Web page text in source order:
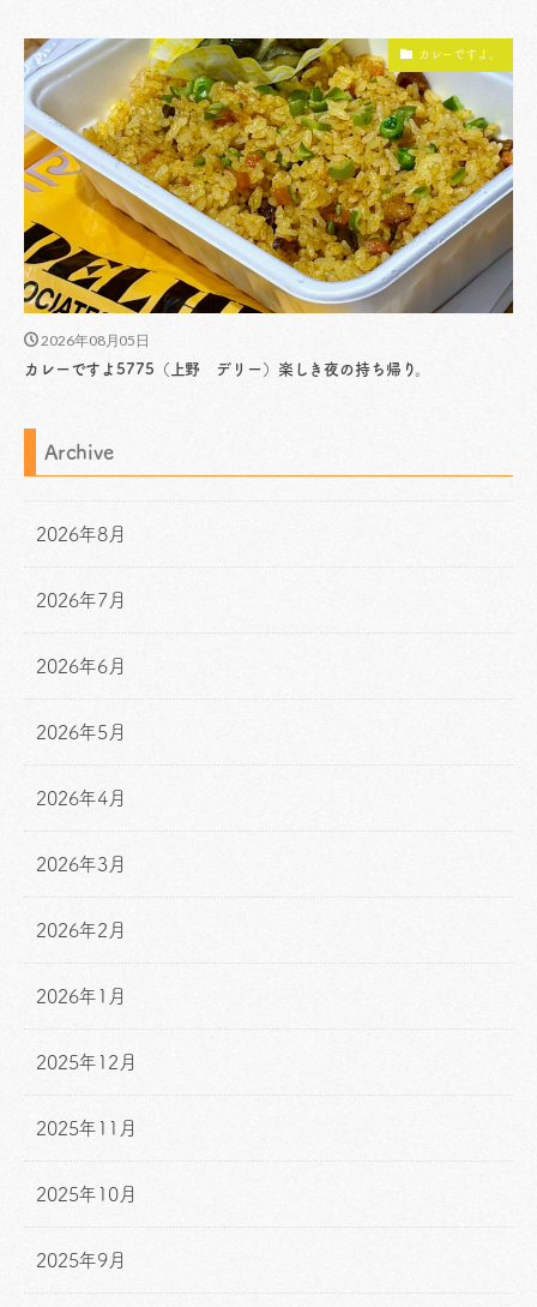
カレーですよ。
2026年08月05日
カレーですよ5775（上野 デリー）楽しき夜の持ち帰り。
Archive
2026年8月
2026年7月
2026年6月
2026年5月
2026年4月
2026年3月
2026年2月
2026年1月
2025年12月
2025年11月
2025年10月
2025年9月